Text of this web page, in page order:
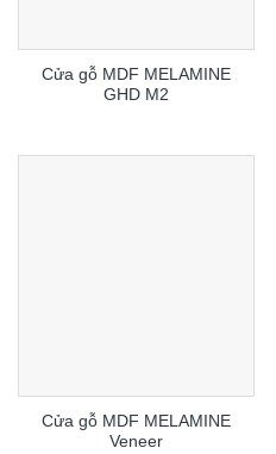
Cửa gỗ MDF MELAMINE
GHD M2
Cửa gỗ MDF MELAMINE
Veneer